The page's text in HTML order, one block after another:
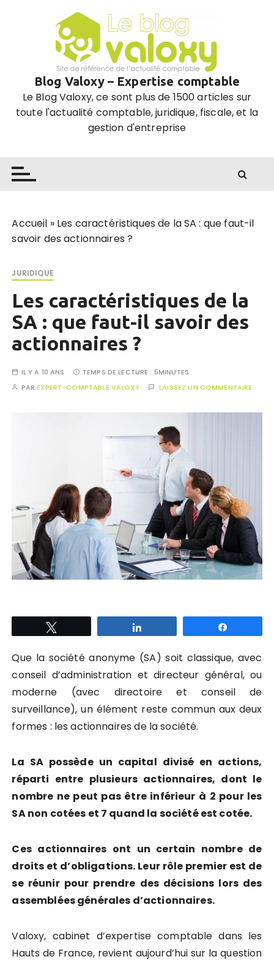
Blog Valoxy – Expertise comptable
Le Blog Valoxy, ce sont plus de 1500 articles sur
toute l'actualité comptable, juridique, fiscale, et la
gestion d'entreprise
Accueil » Les caractéristiques de la SA : que faut-il
savoir des actionnaires ?
JURIDIQUE
Les caractéristiques de la
SA : que faut-il savoir des
actionnaires ?
IL Y A 10 ANS TEMPS DE LECTURE : 5MINUTES
PAREXPERT-COMPTABLE VALOXY LAISSEZ UN COMMENTAIRE
Que la société anonyme (SA) soit classique, avec
conseil d’administration et directeur général, ou
moderne (avec directoire et conseil de
surveillance), un élément reste commun aux deux
formes : les actionnaires de la société.
La SA possède un capital divisé en actions,
réparti entre plusieurs actionnaires, dont le
nombre ne peut pas être inférieur à 2 pour les
SA non cotées et 7 quand la société est cotée.
Ces actionnaires ont un certain nombre de
droits et d’obligations. Leur rôle premier est de
se réunir pour prendre des décisions lors des
assemblées générales d’actionnaires.
Valoxy, cabinet d’expertise comptable dans les
Hauts de France, revient aujourd’hui sur la question